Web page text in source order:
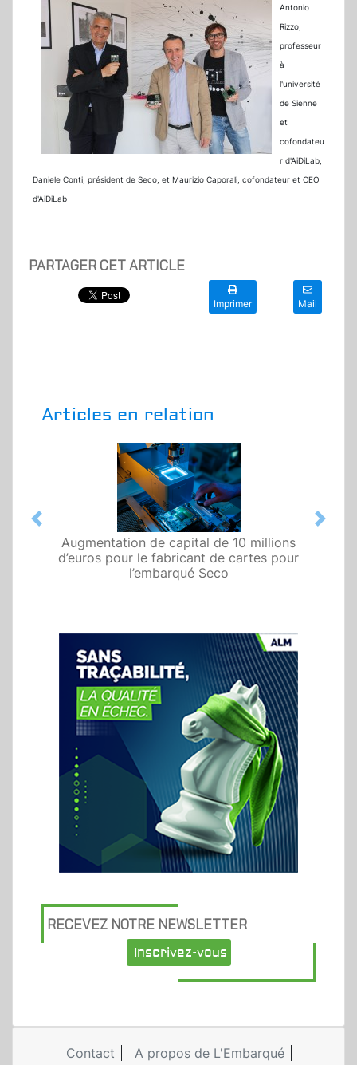
Antonio
Rizzo,
professeur
à
l'université
de Sienne
et
cofondateu
r d'AiDiLab,
Daniele Conti, président de Seco, et Maurizio Caporali, cofondateur et CEO
d'AiDiLab
PARTAGER CET ARTICLE
Imprimer Mail
Articles en relation
Augmentation de capital de 10 millions
d’euros pour le fabricant de cartes pour
l’embarqué Seco
Previous Next
RECEVEZ NOTRE NEWSLETTER
Inscrivez-vous
Contact A propos de L'Embarqué